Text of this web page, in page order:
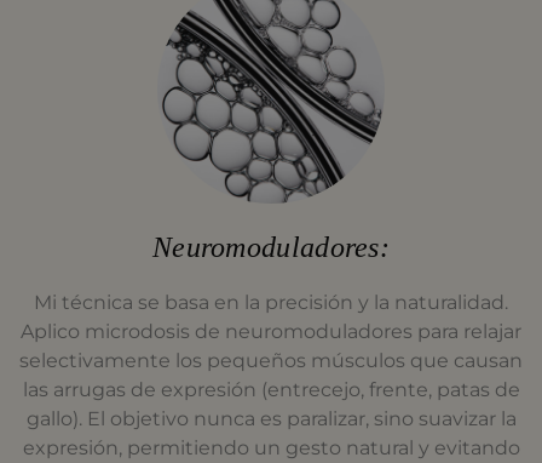
Neuromoduladores:
Mi técnica se basa en la precisión y la naturalidad.
Aplico microdosis de neuromoduladores para relajar
selectivamente los pequeños músculos que causan
las arrugas de expresión (entrecejo, frente, patas de
gallo). El objetivo nunca es paralizar, sino suavizar la
expresión, permitiendo un gesto natural y evitando